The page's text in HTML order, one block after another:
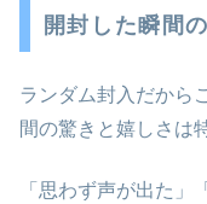
開封した瞬間
ランダム封入だから
間の驚きと嬉しさは
「思わず声が出た」